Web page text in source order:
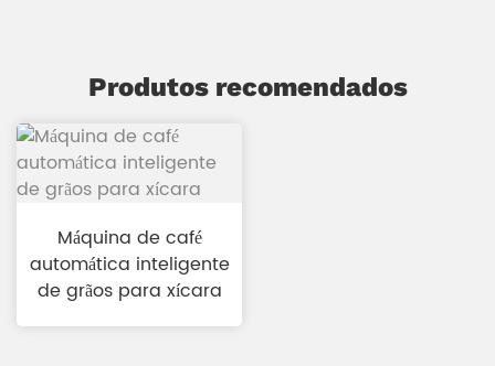
Produtos recomendados
Máquina de café
automática inteligente
de grãos para xícara